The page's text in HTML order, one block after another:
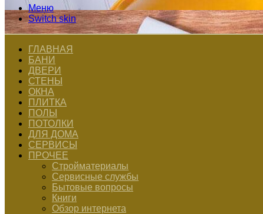
Меню
Switch skin
ГЛАВНАЯ
БАНИ
ДВЕРИ
СТЕНЫ
ОКНА
ПЛИТКА
ПОЛЫ
ПОТОЛКИ
ДЛЯ ДОМА
СЕРВИСЫ
ПРОЧЕЕ
Стройматериалы
Сервисные службы
Бытовые вопросы
Книги
Обзор интернета